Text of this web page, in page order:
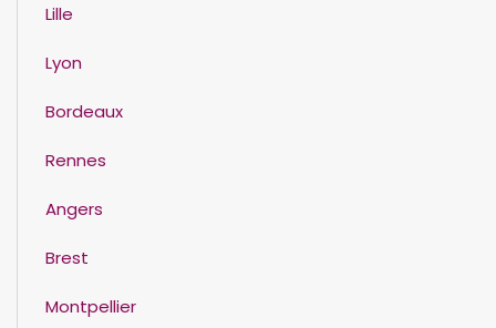
Lille
Lyon
Bordeaux
Rennes
Angers
Brest
Montpellier